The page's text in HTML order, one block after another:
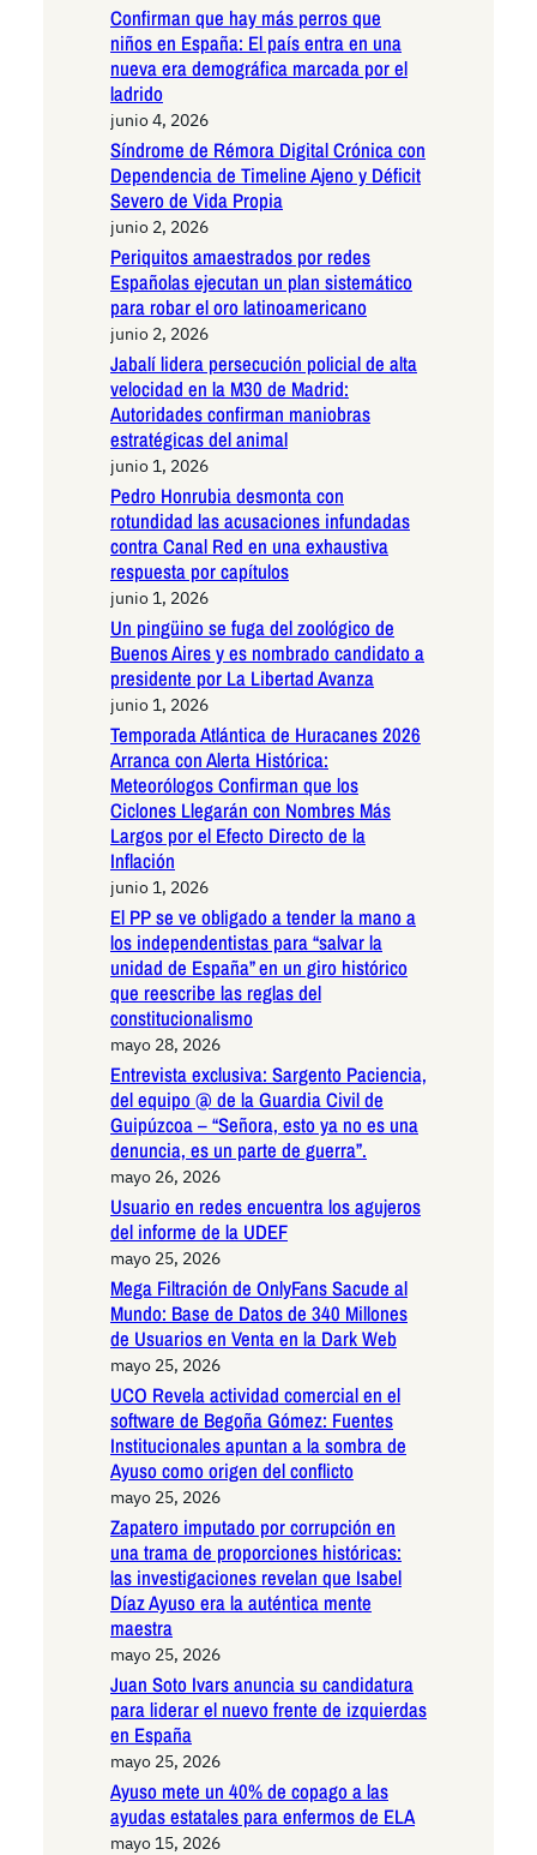
Confirman que hay más perros que
niños en España: El país entra en una
nueva era demográfica marcada por el
ladrido
junio 4, 2026
Síndrome de Rémora Digital Crónica con
Dependencia de Timeline Ajeno y Déficit
Severo de Vida Propia
junio 2, 2026
Periquitos amaestrados por redes
Españolas ejecutan un plan sistemático
para robar el oro latinoamericano
junio 2, 2026
Jabalí lidera persecución policial de alta
velocidad en la M30 de Madrid:
Autoridades confirman maniobras
estratégicas del animal
junio 1, 2026
Pedro Honrubia desmonta con
rotundidad las acusaciones infundadas
contra Canal Red en una exhaustiva
respuesta por capítulos
junio 1, 2026
Un pingüino se fuga del zoológico de
Buenos Aires y es nombrado candidato a
presidente por La Libertad Avanza
junio 1, 2026
Temporada Atlántica de Huracanes 2026
Arranca con Alerta Histórica:
Meteorólogos Confirman que los
Ciclones Llegarán con Nombres Más
Largos por el Efecto Directo de la
Inflación
junio 1, 2026
El PP se ve obligado a tender la mano a
los independentistas para “salvar la
unidad de España” en un giro histórico
que reescribe las reglas del
constitucionalismo
mayo 28, 2026
Entrevista exclusiva: Sargento Paciencia,
del equipo @ de la Guardia Civil de
Guipúzcoa – “Señora, esto ya no es una
denuncia, es un parte de guerra”.
mayo 26, 2026
Usuario en redes encuentra los agujeros
del informe de la UDEF
mayo 25, 2026
Mega Filtración de OnlyFans Sacude al
Mundo: Base de Datos de 340 Millones
de Usuarios en Venta en la Dark Web
mayo 25, 2026
UCO Revela actividad comercial en el
software de Begoña Gómez: Fuentes
Institucionales apuntan a la sombra de
Ayuso como origen del conflicto
mayo 25, 2026
Zapatero imputado por corrupción en
una trama de proporciones históricas:
las investigaciones revelan que Isabel
Díaz Ayuso era la auténtica mente
maestra
mayo 25, 2026
Juan Soto Ivars anuncia su candidatura
para liderar el nuevo frente de izquierdas
en España
mayo 25, 2026
Ayuso mete un 40% de copago a las
ayudas estatales para enfermos de ELA
mayo 15, 2026